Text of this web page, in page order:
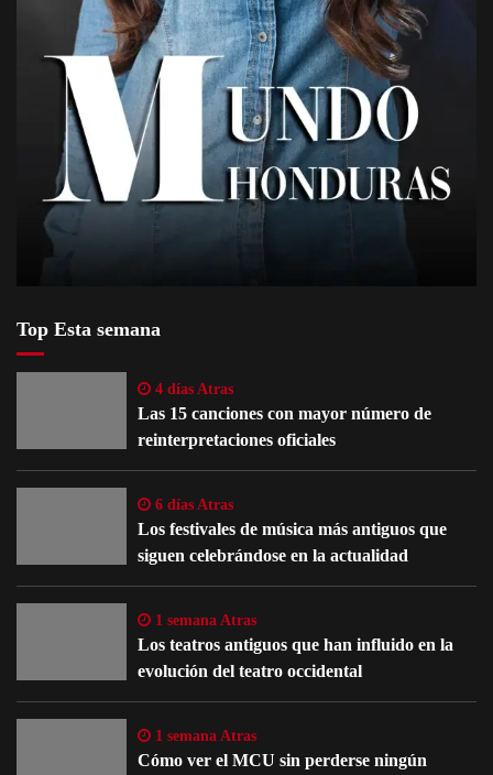
Top Esta semana
4 días Atras
Las 15 canciones con mayor número de
reinterpretaciones oficiales
6 días Atras
Los festivales de música más antiguos que
siguen celebrándose en la actualidad
1 semana Atras
Los teatros antiguos que han influido en la
evolución del teatro occidental
1 semana Atras
Cómo ver el MCU sin perderse ningún